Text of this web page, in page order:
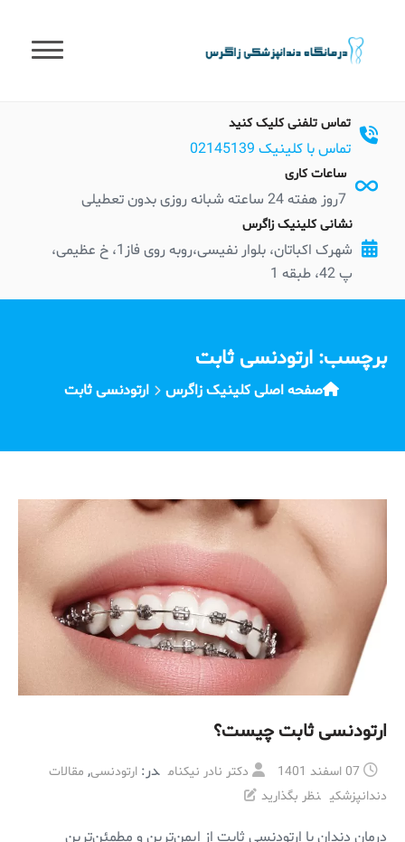
content
تماس تلفنی کلیک کنید
تماس با کلینیک 02145139
ساعات کاری
7روز هفته 24 ساعته شبانه روزی بدون تعطیلی
نشانی کلینیک زاگرس
شهرک اکباتان، بلوار نفیسی،روبه روی فاز1، خ عظیمی،
پ 42، طبقه 1
برچسب: ارتودنسی ثابت
صفحه اصلی کلینیک زاگرس ارتودنسی ثابت
ارتودنسی ثابت چیست؟
07 اسفند 1401 دکتر نادر نیکنام در: ارتودنسی, مقالات
دندانپزشکی نظر بگذارید
درمان دندان با ارتودنسی ثابت از ایمن‌ترین و مطمئن‌ترین